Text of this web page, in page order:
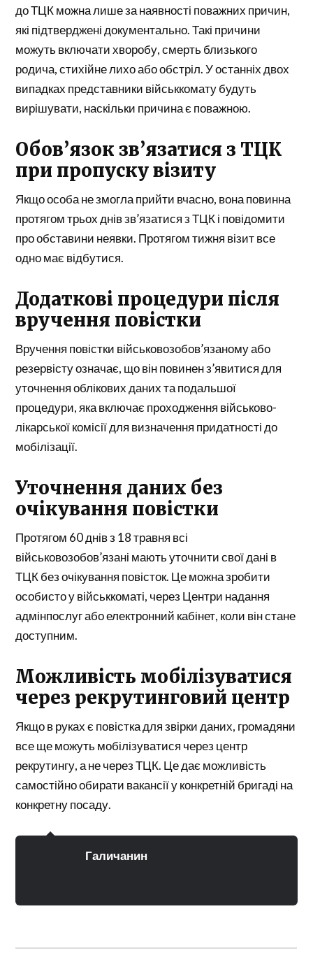
до ТЦК можна лише за наявності поважних причин,
які підтверджені документально. Такі причини
можуть включати хворобу, смерть близького
родича, стихійне лихо або обстріл. У останніх двох
випадках представники військкомату будуть
вирішувати, наскільки причина є поважною.
Обов’язок зв’язатися з ТЦК
при пропуску візиту
Якщо особа не змогла прийти вчасно, вона повинна
протягом трьох днів зв’язатися з ТЦК і повідомити
про обставини неявки. Протягом тижня візит все
одно має відбутися.
Додаткові процедури після
вручення повістки
Вручення повістки військовозобов’язаному або
резервісту означає, що він повинен з’явитися для
уточнення облікових даних та подальшої
процедури, яка включає проходження військово-
лікарської комісії для визначення придатності до
мобілізації.
Уточнення даних без
очікування повістки
Протягом 60 днів з 18 травня всі
військовозобов’язані мають уточнити свої дані в
ТЦК без очікування повісток. Це можна зробити
особисто у військкоматі, через Центри надання
адмінпослуг або електронний кабінет, коли він стане
доступним.
Можливість мобілізуватися
через рекрутинговий центр
Якщо в руках є повістка для звірки даних, громадяни
все ще можуть мобілізуватися через центр
рекрутингу, а не через ТЦК. Це дає можливість
самостійно обирати вакансії у конкретній бригаді на
конкретну посаду.
Галичанин